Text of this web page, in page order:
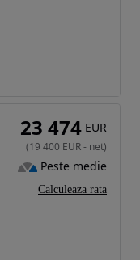
23 474 EUR
(19 400 EUR- net)
Peste medie
Calculeaza rata